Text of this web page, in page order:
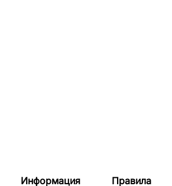
Информация Правила